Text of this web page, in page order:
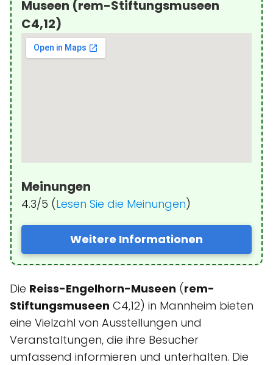
Museen (rem-Stiftungsmuseen
C4,12)
Meinungen
4.3/5 (Lesen Sie die Meinungen)
Weitere Informationen
Die Reiss-Engelhorn-Museen (rem-
Stiftungsmuseen C4,12) in Mannheim bieten
eine Vielzahl von Ausstellungen und
Veranstaltungen, die ihre Besucher
umfassend informieren und unterhalten. Die